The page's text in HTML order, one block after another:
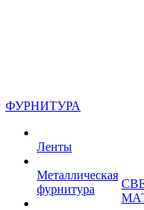
ФУРНИТУРА
Ленты
Металлическая
фурнитура